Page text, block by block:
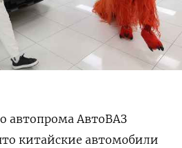
автопрома АвтоВАЗ
китайские автомобили